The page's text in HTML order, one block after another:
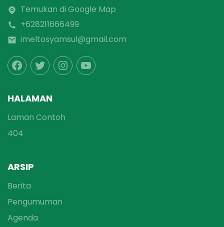
Temukan di Google Map
+628211666499
imeltosyamsul@gmail.com
HALAMAN
Laman Contoh
404
ARSIP
Berita
Pengumuman
Agenda